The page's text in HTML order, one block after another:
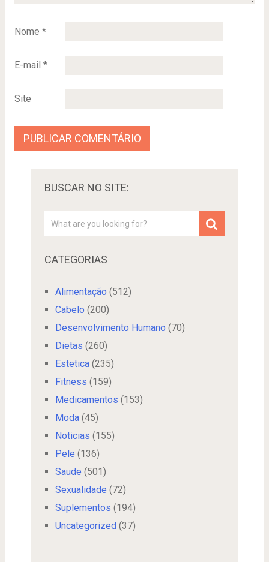
Nome *
E-mail *
Site
BUSCAR NO SITE:
CATEGORIAS
Alimentação (512)
Cabelo (200)
Desenvolvimento Humano (70)
Dietas (260)
Estetica(235)
Fitness (159)
Medicamentos (153)
Moda(45)
Noticias (155)
Pele (136)
Saude (501)
Sexualidade (72)
Suplementos (194)
Uncategorized (37)